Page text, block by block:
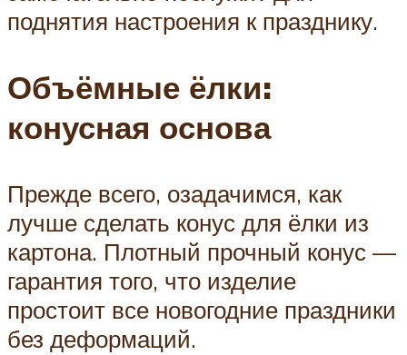
поднятия настроения к празднику.
Объёмные ёлки:
конусная основа
Прежде всего, озадачимся, как
лучше сделать конус для ёлки из
картона. Плотный прочный конус —
гарантия того, что изделие
простоит все новогодние праздники
без деформаций.